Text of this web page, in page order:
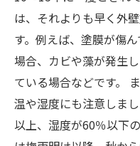
は、それよりも早く外
す。例えば、塗膜が傷
場合、カビや藻が発生
ている場合などです。
温や湿度にも注意しま
以上、湿度が60％以下